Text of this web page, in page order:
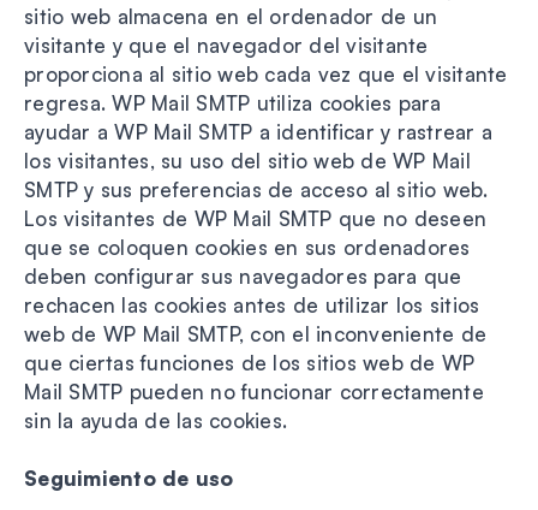
sitio web almacena en el ordenador de un
visitante y que el navegador del visitante
proporciona al sitio web cada vez que el visitante
regresa. WP Mail SMTP utiliza cookies para
ayudar a WP Mail SMTP a identificar y rastrear a
los visitantes, su uso del sitio web de WP Mail
SMTP y sus preferencias de acceso al sitio web.
Los visitantes de WP Mail SMTP que no deseen
que se coloquen cookies en sus ordenadores
deben configurar sus navegadores para que
rechacen las cookies antes de utilizar los sitios
web de WP Mail SMTP, con el inconveniente de
que ciertas funciones de los sitios web de WP
Mail SMTP pueden no funcionar correctamente
sin la ayuda de las cookies.
Seguimiento de uso